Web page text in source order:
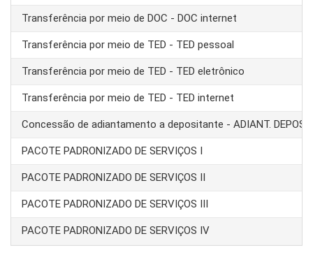
Transferência por meio de DOC - DOC internet
Transferência por meio de TED - TED pessoal
Transferência por meio de TED - TED eletrônico
Transferência por meio de TED - TED internet
Concessão de adiantamento a depositante - ADIANT.
PACOTE PADRONIZADO DE SERVIÇOS I
PACOTE PADRONIZADO DE SERVIÇOS II
PACOTE PADRONIZADO DE SERVIÇOS III
PACOTE PADRONIZADO DE SERVIÇOS IV